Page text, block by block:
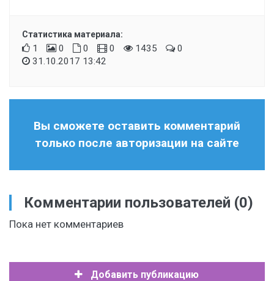
Статистика материала:
1 0 0 0 1435
0
31.10.2017 13:42
Вы сможете оставить комментарий
только после авторизации на сайте
Комментарии пользователей (0)
Пока нет комментариев
Добавить публикацию